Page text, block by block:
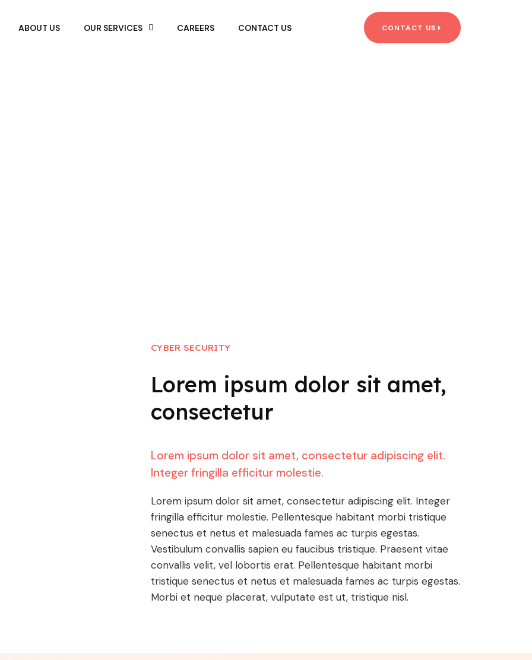
ABOUT US OUR SERVICES CAREERS CONTACT US CONTACT US
CYBER SECURITY
Lorem ipsum dolor sit amet,
consectetur
Lorem ipsum dolor sit amet, consectetur adipiscing elit.
Integer fringilla efficitur molestie.
Lorem ipsum dolor sit amet, consectetur adipiscing elit. Integer
fringilla efficitur molestie. Pellentesque habitant morbi tristique
senectus et netus et malesuada fames ac turpis egestas.
Vestibulum convallis sapien eu faucibus tristique. Praesent vitae
convallis velit, vel lobortis erat. Pellentesque habitant morbi
tristique senectus et netus et malesuada fames ac turpis egestas.
Morbi et neque placerat, vulputate est ut, tristique nisl.